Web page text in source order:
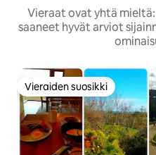
Vieraat ovat yhtä
saaneet hyvät arviot
Vieraiden suosikki
Vieraiden suosikki